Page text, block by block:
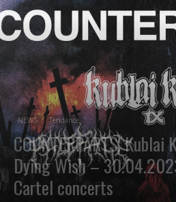
NEWS Tendance
COUNTERPARTS,
Dying Wish –
Cartel concerts